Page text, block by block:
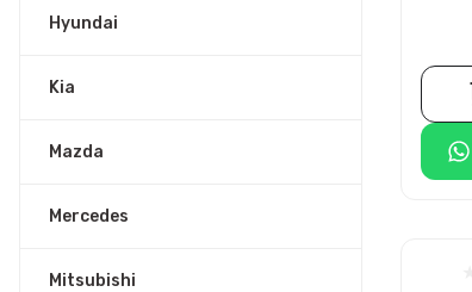
Hyundai
Kia
Mazda
Mercedes
Mitsubishi